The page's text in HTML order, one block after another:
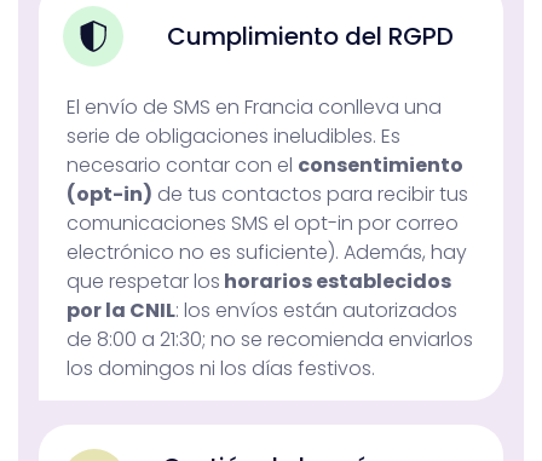
Cumplimiento del RGPD
El envío de SMS en Francia conlleva una
serie de obligaciones ineludibles. Es
necesario contar con el consentimiento
(opt-in) de tus contactos para recibir tus
comunicaciones SMS el opt-in por correo
electrónico no es suficiente). Además, hay
que respetar los horarios establecidos
por la CNIL: los envíos están autorizados
de 8:00 a 21:30; no se recomienda enviarlos
los domingos ni los días festivos.